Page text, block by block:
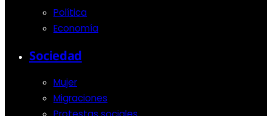
Política
Economía
Sociedad
Mujer
Migraciones